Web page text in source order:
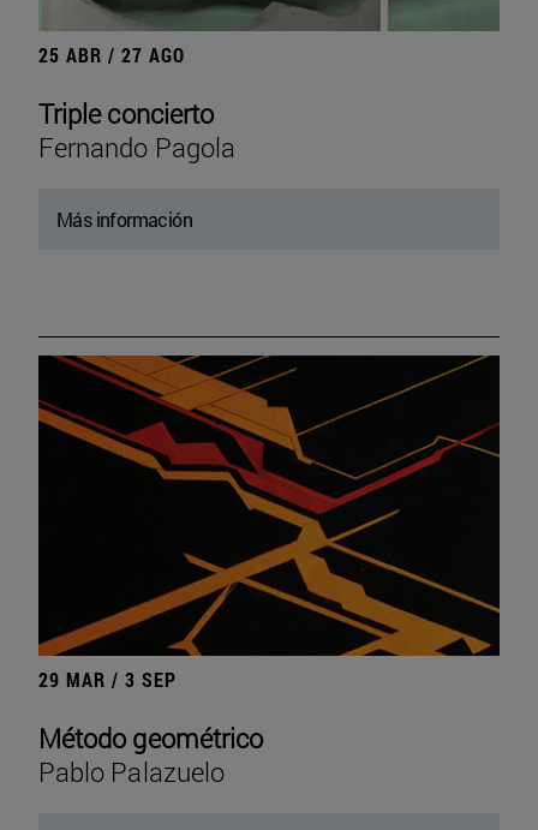
25 ABR / 27 AGO
Triple concierto
Fernando Pagola
Más información
29 MAR / 3 SEP
Método geométrico
Pablo Palazuelo